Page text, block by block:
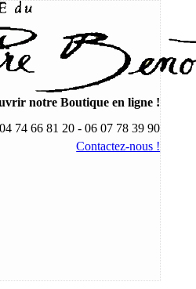
notre Boutique en ligne !
04 74 66 81 20 - 06 07 78 39 90
Contactez-nous !